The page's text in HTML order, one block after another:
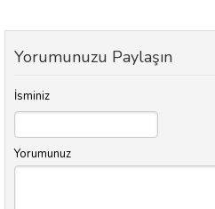
Yorumunuzu Paylaşın
İsminiz
Yorumunuz